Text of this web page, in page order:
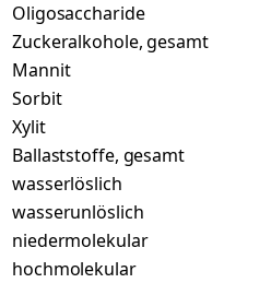
Oligosaccharide
Zuckeralkohole, gesamt
Mannit
Sorbit
Xylit
Ballaststoffe, gesamt
wasserlöslich
wasserunlöslich
niedermolekular
hochmolekular